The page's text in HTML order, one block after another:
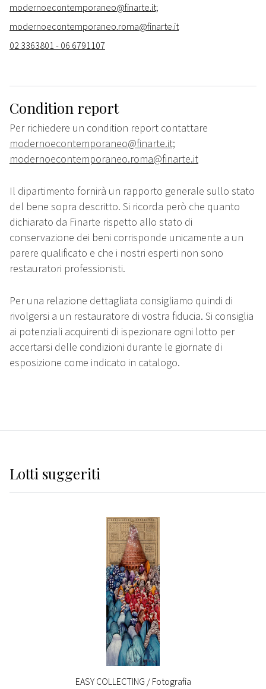
modernoecontemporaneo@finarte.it;
modernoecontemporaneo.roma@finarte.it
02 3363801 - 06 6791107
Condition report
Per richiedere un condition report contattare
modernoecontemporaneo@finarte.it;
modernoecontemporaneo.roma@finarte.it
Il dipartimento fornirà un rapporto generale sullo stato
del bene sopra descritto. Si ricorda però che quanto
dichiarato da Finarte rispetto allo stato di
conservazione dei beni corrisponde unicamente a un
parere qualificato e che i nostri esperti non sono
restauratori professionisti.
Per una relazione dettagliata consigliamo quindi di
rivolgersi a un restauratore di vostra fiducia. Si consiglia
ai potenziali acquirenti di ispezionare ogni lotto per
accertarsi delle condizioni durante le giornate di
esposizione come indicato in catalogo.
Lotti suggeriti
EASY COLLECTING / Fotografia